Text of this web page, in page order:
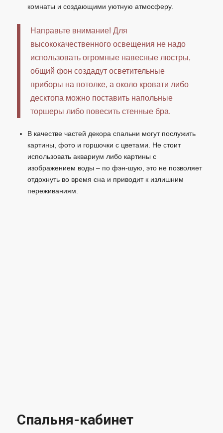
комнаты и создающими уютную атмосферу.
Направьте внимание! Для
высококачественного освещения не надо
использовать огромные навесные люстры,
общий фон создадут осветительные
приборы на потолке, а около кровати либо
десктопа можно поставить напольные
торшеры либо повесить стенные бра.
В качестве частей декора спальни могут послужить
картины, фото и горшочки с цветами. Не стоит
использовать аквариум либо картины с
изображением воды – по фэн-шую, это не позволяет
отдохнуть во время сна и приводит к излишним
переживаниям.
Спальня-кабинет